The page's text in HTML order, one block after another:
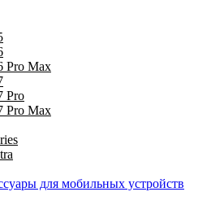
Pro Max
Pro
Pro Max
для мобильных устройств